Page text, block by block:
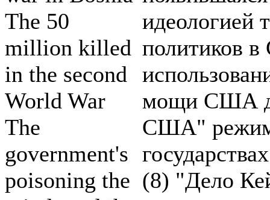
The 50
million killed
in the second
World War
The
government's
poisoning the
идеологией
политиков
мощи США
США"
(8) "Дело